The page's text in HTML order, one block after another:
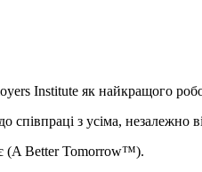
Institute як найкращого
з усіма, незалежно
(A Better Tomorrow™).